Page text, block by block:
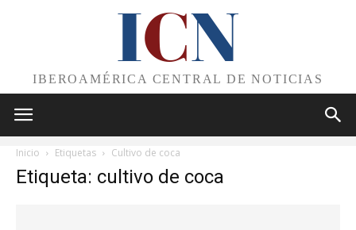
ICN
IBEROAMÉRICA CENTRAL DE NOTICIAS
Inicio Etiquetas Cultivo de coca
Etiqueta: cultivo de coca